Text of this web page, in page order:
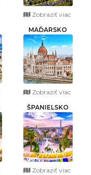
Zobraziť viac
MAĎARSKO
Zobraziť viac
ŠPANIELSKO
Zobraziť viac